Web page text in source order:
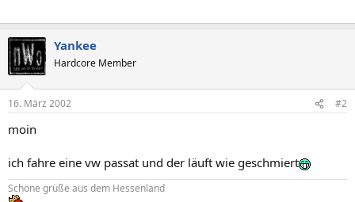
Yankee
Hardcore Member
16. März 2002 #2
moin
ich fahre eine vw passat und der läuft wie geschmiert
Schöne grüße aus dem Hessenland